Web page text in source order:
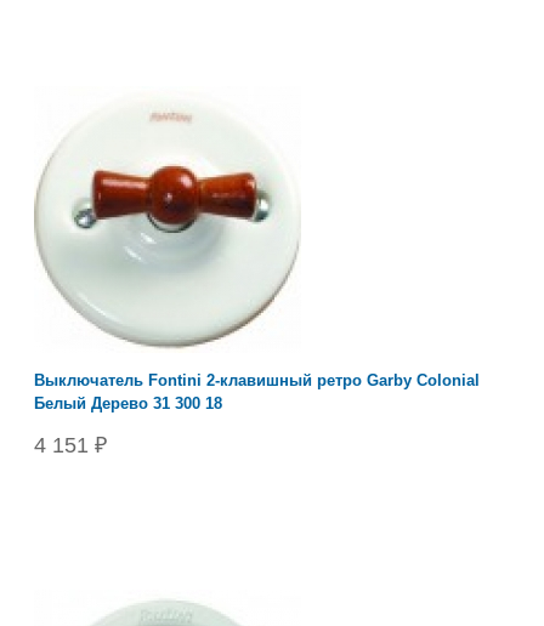
Выключатель Fontini 2-клавишный ретро Garby Colonial
Белый Дерево 31 300 18
4 151 ₽